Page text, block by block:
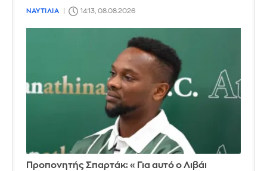
ΝΑΥΤΙΛΙΑ 14:13, 08.08.2026
Προπονητής Σπαρτάκ: «Για αυτό ο Λιβάι